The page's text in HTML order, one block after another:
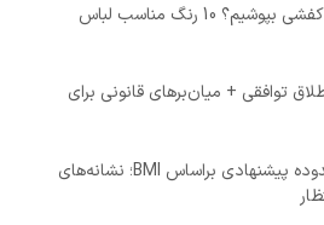
با لباس مجلسی طوسی چه کفشی بپوشیم؟ 10 رنگ مناسب لباس
توافقی + میان‌برهای قانونی برای
افزایش وزن در بارداری؛ محدوده پیشنهادی براساس BMI؛ نشانه‌های